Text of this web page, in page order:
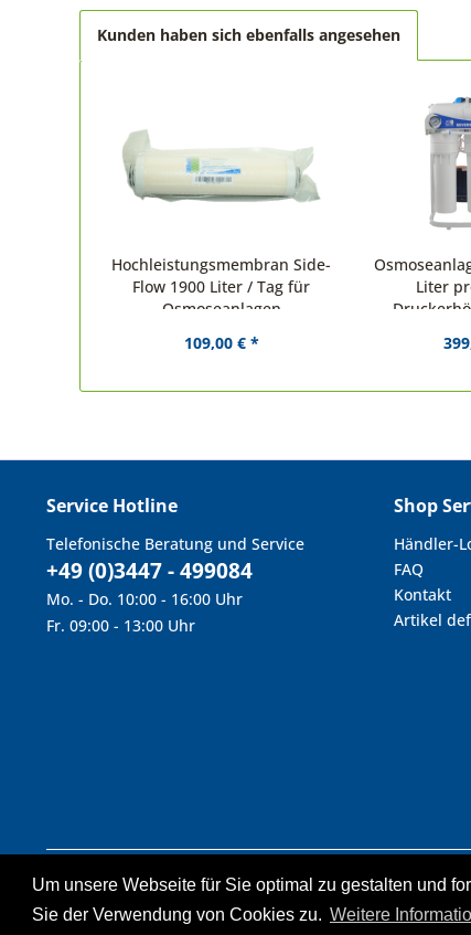
Um unsere Webseite für Sie optimal zu gestalten und
Sie der Verwendung von Cookies zu. Weitere
Kunden haben sich ebenfalls angesehen
Hochleistungsmembran Side-
Flow 1900 Liter / Tag für
Osmoseanlagen
109,00 € *
Liter
Service Hotline
Telefonische Beratung und Service
+49 (0)3447 - 499084
Mo. - Do. 10:00 - 16:00 Uhr
Fr. 09:00 - 13:00 Uhr
Shop
Händler-
FAQ
Kontakt
Artikel
* Alle Preise inkl.